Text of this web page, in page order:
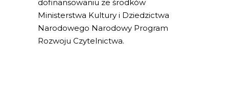
dofinansowaniu ze środków
Ministerstwa Kultury i Dziedzictwa
Narodowego Narodowy Program
Rozwoju Czytelnictwa.